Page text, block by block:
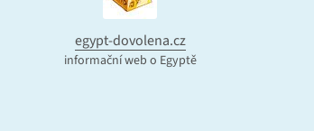
egypt-dovolena.cz
informační web o Egyptě